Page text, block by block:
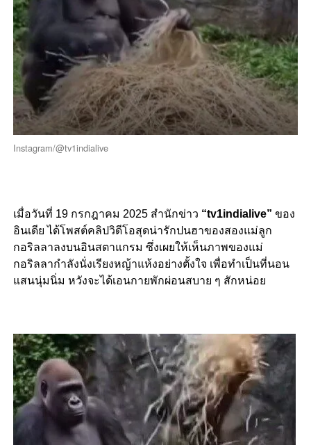
Instagram/@tv1indialive
เมื่อวันที่ 19 กรกฎาคม 2025 สำนักข่าว “tv1indialive” ของ
อินเดีย ได้โพสต์คลิปวิดีโอสุดน่ารักปนฮาของสองแม่ลูก
กอริลลาลงบนอินสตาแกรม ซึ่งเผยให้เห็นภาพของแม่
กอริลลากำลังนั่งเรียงหญ้าแห้งอย่างตั้งใจ เพื่อทำเป็นที่นอน
แสนนุ่มนิ่ม หวังจะได้เอนกายพักผ่อนสบาย ๆ สักหน่อย